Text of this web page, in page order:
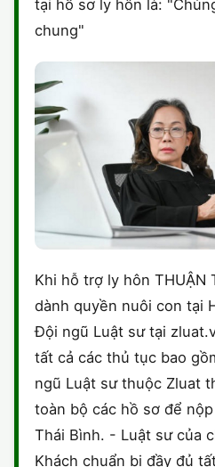
tại hồ sơ ly hôn là:
chung"
Khi hỗ trợ ly hôn THUẬN
dành quyền nuôi con tại
Đội ngũ Luật sư tại
tất cả các thủ tục bao
ngũ Luật sư thuộc Zluat
toàn bộ các hồ sơ để
Thái Bình. - Luật sư của
Khách chuẩn bị đầy đủ